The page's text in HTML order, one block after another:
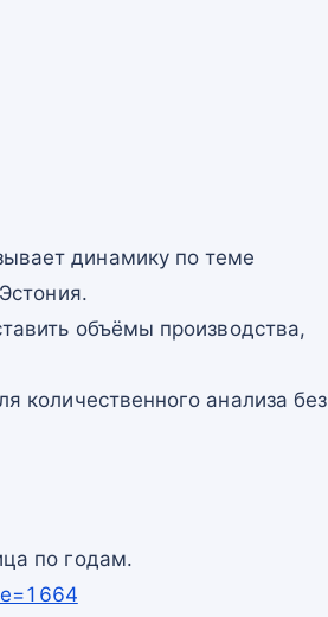
динамику по теме
объёмы производства,
количественного анализа без
по годам.